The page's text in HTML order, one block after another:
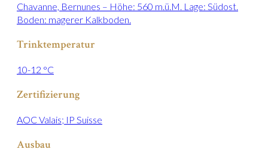
Chavanne, Bernunes – Höhe: 560 m.ü.M. Lage: Südost.
Boden: magerer Kalkboden.
Trinktemperatur
10-12 °C
Zertifizierung
AOC Valais; IP Suisse
Ausbau